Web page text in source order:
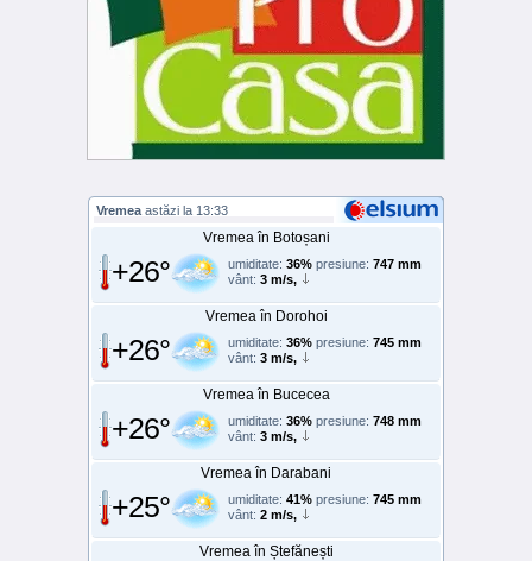
Vremea astăzi la 13:33
Vremea în Botoșani
+26° umiditate: 36% presiune: 747 mm
vânt: 3 m/s,
Vremea în Dorohoi
+26° umiditate: 36% presiune: 745 mm
vânt: 3 m/s,
Vremea în Bucecea
+26° umiditate: 36% presiune: 748 mm
vânt: 3 m/s,
Vremea în Darabani
+25° umiditate: 41% presiune: 745 mm
vânt: 2 m/s,
Vremea în Ștefănești